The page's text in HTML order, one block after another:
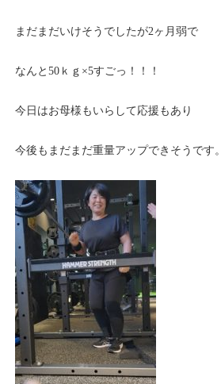
まだまだいけそうでしたが2ヶ月弱で
なんと50ｋｇ×5すごっ！！！
今日はお母様もいらして応援もあり
今後もまだまだ重量アップできそうです。